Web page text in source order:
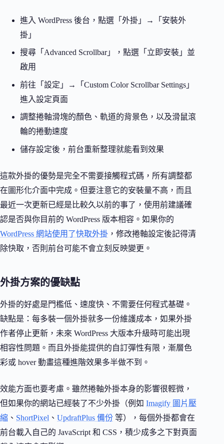
進入 WordPress 後台，點選「外掛」→「安裝外
掛」
搜尋「Advanced Scrollbar」，點選「立即安裝」並
啟用
前往「設定」→「Custom Color Scrollbar Settings」
進入設定頁面
調整捲軸滑塊的顏色、軌道的背景色，以及滑鼠滾
輪的捲動速度
儲存設定後，前台重新整理就能看到效果
這款外掛的優勢是完全不需要接觸程式碼，所有調整都
在圖形化介面中完成。但要注意它的安裝量不高，而且
最近一次更新已經是比較久以前的事了，使用前建議確
認是否與你目前的 WordPress 版本相容。如果你的
WordPress 網站使用了快取外掛 ，修改捲軸設定後記得清
除快取，否則前台可能不會立刻反映變更。
外掛方案的優缺點
外掛的好處是門檻低、速度快、不需要任何程式基礎。
缺點是：每多裝一個外掛就多一份維護成本，如果外掛
作者停止更新，未來 WordPress 大版本升級時可能出現
相容性問題。而且外掛能提供的自訂彈性有限，漸層色
彩或 hover 動畫這種進階效果多半做不到。
效能方面也要考慮。雖然捲軸外掛本身的影響很輕微，
但如果你的網站已經裝了不少外掛（例如 Imagify 圖片壓
縮 、 ShortPixel 、 UpdraftPlus 備份 等），每個外掛都會在
前台載入自己的 JavaScript 和 CSS，積少成多之下對頁面